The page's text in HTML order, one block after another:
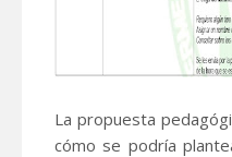
La propuesta
cómo se podría